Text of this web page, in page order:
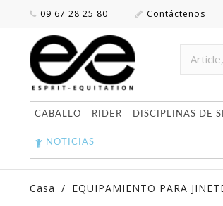
09 67 28 25 80 Contáctenos
CABALLO RIDER DISCIPLINAS DE
NOTICIAS
Casa / EQUIPAMIENTO PARA